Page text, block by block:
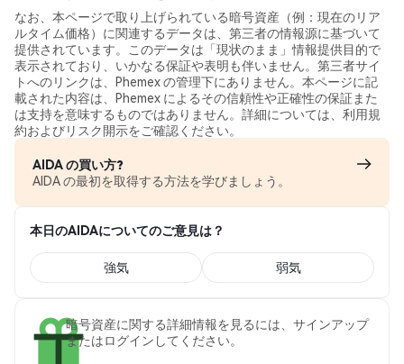
なお、本ページで取り上げられている暗号資産（例：現在のリア
ルタイム価格）に関連するデータは、第三者の情報源に基づいて
提供されています。このデータは「現状のまま」情報提供目的で
表示されており、いかなる保証や表明も伴いません。第三者サイ
トへのリンクは、Phemex の管理下にありません。本ページに記
載された内容は、Phemex によるその信頼性や正確性の保証また
は支持を意味するものではありません。詳細については、利用規
約およびリスク開示をご確認ください。
AIDA の買い方?
AIDA の最初を取得する方法を学びましょう。
本日のAIDAについてのご意見は？
強気 弱気
暗号資産に関する詳細情報を見るには、サインアップ
またはログインしてください。